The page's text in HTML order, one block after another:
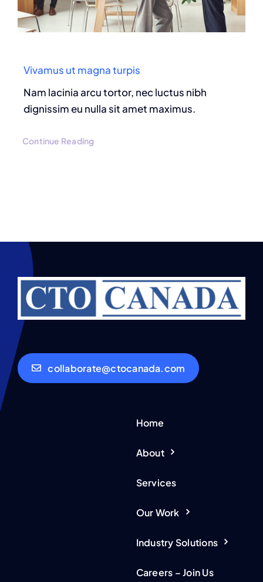
Vivamus ut magna turpis
Nam lacinia arcu tortor, nec luctus nibh
dignissim eu nulla sit amet maximus.
Continue Reading
collaborate@ctocanada.com
Home
About
Services
Our Work
Industry Solutions
Careers – Join Us